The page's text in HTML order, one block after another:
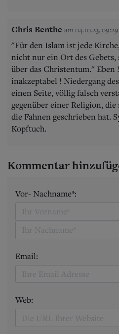
Chris Benthe am 04.10.23,
"Für den Islam ist jede
nicht nur ein Ort des Gebets,
über das Christentum." Eben
inakzeptabel ! Niedergang
einen Seite, völlig falsch
gegenüber einer Religion,
die Fahnen geschrieben hat.
Kopftuch.
Kommentar
Vor- Nachname*:
Email:
Web: